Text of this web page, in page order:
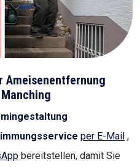
Ameisenentfernung
per E-Mail ,
bereitstellen, damit Sie